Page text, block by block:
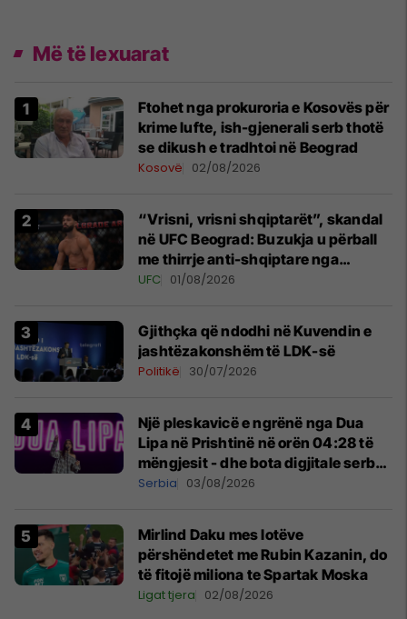
Më të lexuarat
Ftohet nga prokuroria e Kosovës për
krime lufte, ish-gjenerali serb thotë
se dikush e tradhtoi në Beograd
Kosovë 02/08/2026
“Vrisni, vrisni shqiptarët”, skandal
në UFC Beograd: Buzukja u përball
me thirrje anti-shqiptare nga
tribunat
UFC 01/08/2026
Gjithçka që ndodhi në Kuvendin e
jashtëzakonshëm të LDK-së
Politikë 30/07/2026
Një pleskavicë e ngrënë nga Dua
Lipa në Prishtinë në orën 04:28 të
mëngjesit - dhe bota digjitale serbe
shpall gjendjen e luftës
Serbia 03/08/2026
Mirlind Daku mes lotëve
përshëndetet me Rubin Kazanin, do
të fitojë miliona te Spartak Moska
Ligat tjera 02/08/2026